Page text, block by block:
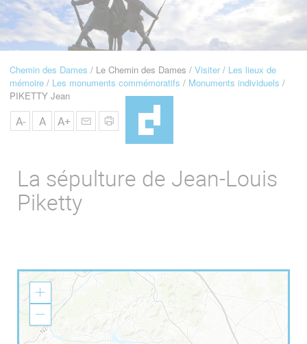
Navigation
Fil
d'Ariane
Chemin des Dames Le Chemin des Dames Visiter
Les lieux de
mémoire
Les monuments commémoratifs
Monuments individuels
PIKETTY Jean
A- A A+
La sépulture de Jean-Louis
Piketty
Z
o
o
m
I
o
o